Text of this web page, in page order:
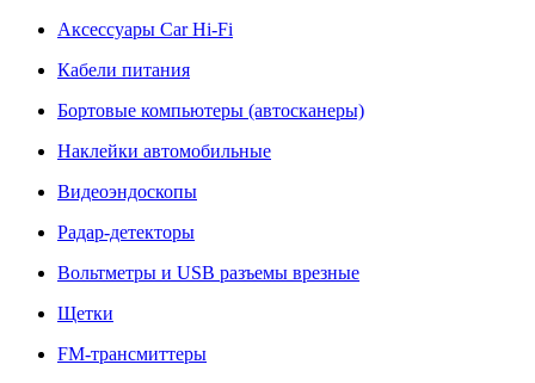
Аксессуары Car Hi-Fi
Кабели питания
Бортовые компьютеры (автосканеры)
Наклейки автомобильные
Видеоэндоскопы
Радар-детекторы
Вольтметры и USB разъемы врезные
Щетки
FM-трансмиттеры